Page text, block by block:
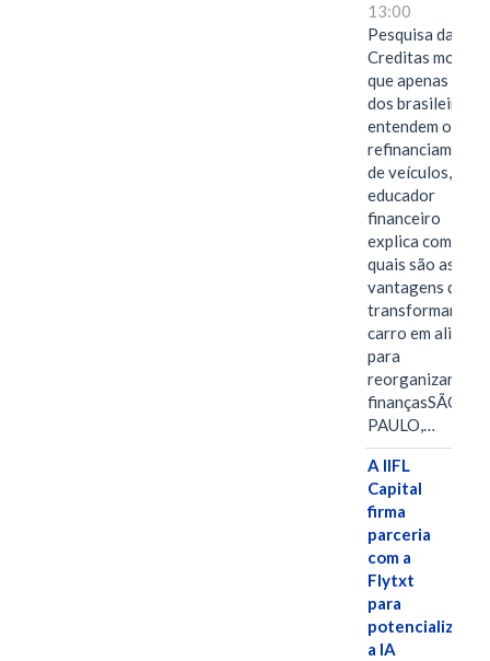
13:00
Pesquisa da
Creditas mostra
que apenas 28%
dos brasileiros
entendem o
refinanciamento
de veículos,
educador
financeiro
explica como e
quais são as
vantagens de
transformar o
carro em aliado
para
reorganizar as
finançasSÃO
PAULO,…
A IIFL
Capital
firma
parceria
com a
Flytxt
para
potencializar
a IA